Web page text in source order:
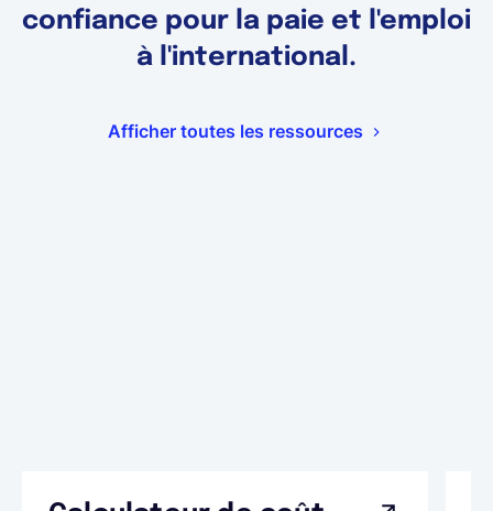
confiance pour la paie et l'emploi
à l'international.
Afficher toutes les ressources